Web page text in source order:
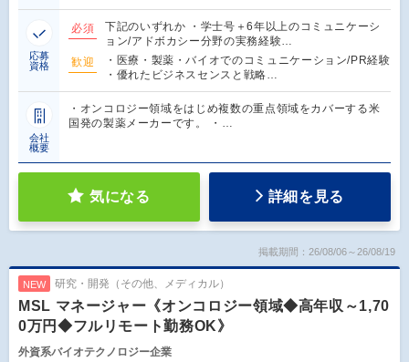
応募
資格
必須
下記のいずれか ・学士号＋6年以上のコミュニケーシ
ョン/アドボカシー分野の実務経験…
歓迎
・医療・製薬・バイオでのコミュニケーション/PR経験
・優れたビジネスセンスと戦略…
会社
概要
・オンコロジー領域をはじめ複数の重点領域をカバーする米
国発の製薬メーカーです。 ・…
気になる 詳細を見る
掲載期間：26/08/06～26/08/19
NEW 研究・開発（その他、メディカル）
MSL マネージャー《オンコロジー領域◆高年収～1,70
0万円◆フルリモート勤務OK》
外資系バイオテクノロジー企業